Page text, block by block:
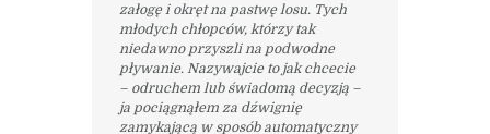
załogę i okręt na pastwę losu. Tych
młodych chłopców, którzy tak
niedawno przyszli na podwodne
pływanie. Nazywajcie to jak chcecie
– odruchem lub świadomą decyzją –
ja pociągnąłem za dźwignię
zamykającą w sposób automatyczny